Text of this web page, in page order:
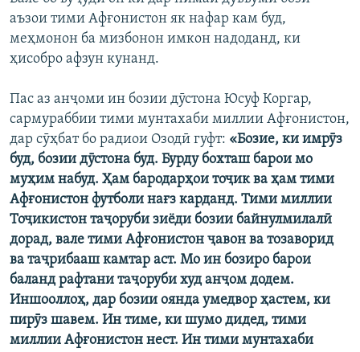
аъзои тими Афғонистон як нафар кам буд,
меҳмонон ба мизбонон имкон надоданд, ки
ҳисобро афзун кунанд.
Пас аз анҷоми ин бозии дӯстона Юсуф Коргар,
сармураббии тими мунтахаби миллии Афғонистон,
дар сӯҳбат бо радиои Озодӣ гуфт: «Бозие, ки имрӯз
буд, бозии дӯстона буд. Бурду бохташ барои мо
муҳим набуд. Ҳам бародарҳои тоҷик ва ҳам тими
Афғонистон футболи нағз карданд. Тими миллии
Тоҷикистон таҷоруби зиёди бозии байнулмилалӣ
дорад, вале тими Афғонистон ҷавон ва тозаворид
ва таҷрибааш камтар аст. Мо ин бозиро барои
баланд рафтани таҷоруби худ анҷом додем.
Иншооллоҳ, дар бозии оянда умедвор ҳастем, ки
пирӯз шавем. Ин тиме, ки шумо дидед, тими
миллии Афғонистон нест. Ин тими мунтахаби